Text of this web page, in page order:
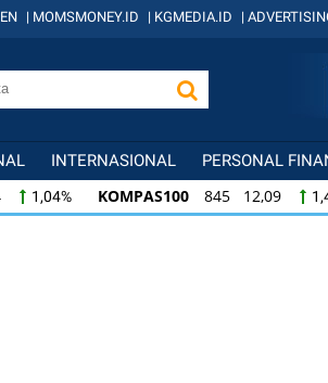
| MOMSMONEY.ID | KGMEDIA.ID |
INTERNASIONAL PERSONAL
1,04% KOMPAS100 845 12,09
12,09 1,45% LQ45 640 9,44